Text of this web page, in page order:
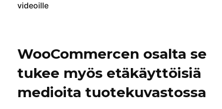
videoille
WooCommercen osalta se
tukee myös etäkäyttöisiä
medioita tuotekuvastossa